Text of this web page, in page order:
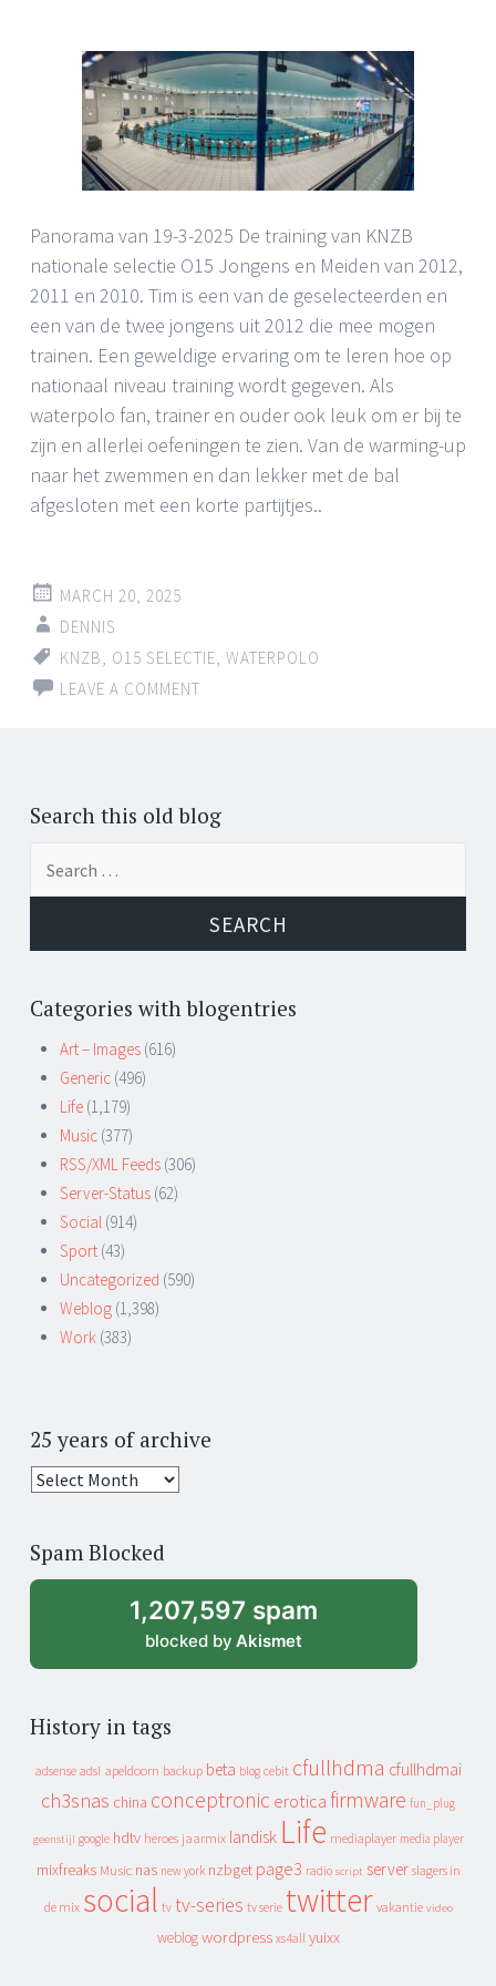
Panorama van 19-3-2025 De training van KNZB
nationale selectie O15 Jongens en Meiden van 2012,
2011 en 2010. Tim is een van de geselecteerden en
een van de twee jongens uit 2012 die mee mogen
trainen. Een geweldige ervaring om te leren hoe op
nationaal niveau training wordt gegeven. Als
waterpolo fan, trainer en ouder ook leuk om er bij te
zijn en allerlei oefeningen te zien. Van de warming-up
naar het zwemmen en dan lekker met de bal
afgesloten met een korte partijtjes..
MARCH 20, 2025
DENNIS
KNZB, O15 SELECTIE, WATERPOLO
LEAVE A COMMENT
Search this old blog
for:
Categories with blogentries
Art – Images (616)
Generic (496)
Life (1,179)
Music (377)
RSS/XML Feeds (306)
Server-Status (62)
Social (914)
Sport (43)
Uncategorized (590)
Weblog (1,398)
Work (383)
25 years of archive
25
archive
Spam Blocked
1,207,597 spam
blocked by Akismet
History in tags
adsense adsl apeldoorn backup beta blog cebit cfullhdma cfullhdmai
ch3snas china conceptronic erotica firmware fun_plug
geenstijl google hdtv heroes jaarmix landisk Life mediaplayer media player
mixfreaks Music nas new york nzbget page3 radio script server slagers in
de mix social tv tv-series tv serie twitter vakantie video
weblog wordpress xs4all yuixx